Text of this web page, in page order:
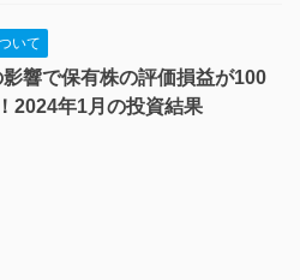
いて
響で保有株の評価損益が100
2024年1月の投資結果